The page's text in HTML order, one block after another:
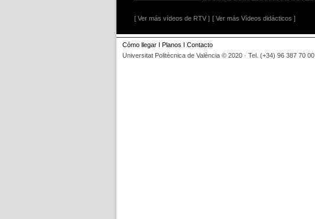
[ Ver más vídeos de RTV ] [ Ver más Vídeos didácticos ]
Cómo llegar I Planos I Contacto
Universitat Politècnica de València © 2020 · Tel. (+34) 96 387 70 00